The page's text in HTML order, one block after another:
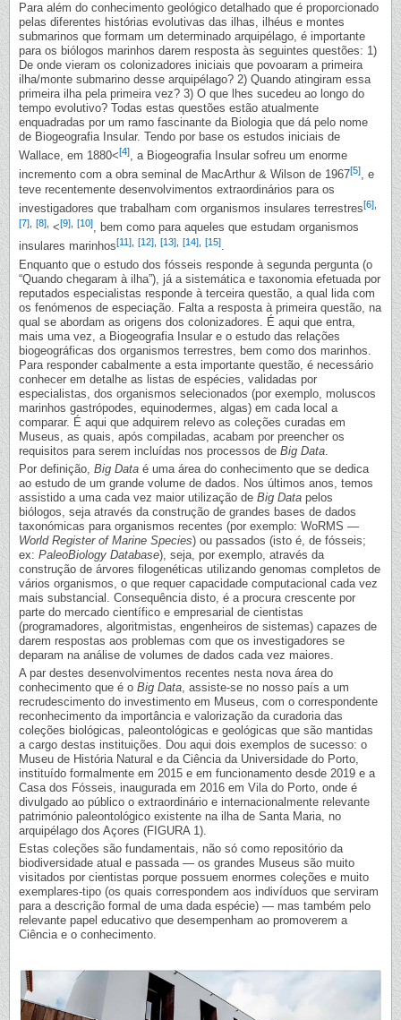
Para além do conhecimento geológico detalhado que é proporcionado
pelas diferentes histórias evolutivas das ilhas, ilhéus e montes
submarinos que formam um determinado arquipélago, é importante
para os biólogos marinhos darem resposta às seguintes questões: 1)
De onde vieram os colonizadores iniciais que povoaram a primeira
ilha/monte submarino desse arquipélago? 2) Quando atingiram essa
primeira ilha pela primeira vez? 3) O que lhes sucedeu ao longo do
tempo evolutivo? Todas estas questões estão atualmente
enquadradas por um ramo fascinante da Biologia que dá pelo nome
de Biogeografia Insular. Tendo por base os estudos iniciais de
Wallace, em 1880<[4], a Biogeografia Insular sofreu um enorme
incremento com a obra seminal de MacArthur & Wilson de 1967[5], e
teve recentemente desenvolvimentos extraordinários para os
investigadores que trabalham com organismos insulares terrestres[6]
[7] [8] <[9] [10], bem como para aqueles que estudam organismos
insulares marinhos[11] [12] [13] [14] [15].
Enquanto que o estudo dos fósseis responde à segunda pergunta (o
“Quando chegaram à ilha”), já a sistemática e taxonomia efetuada por
reputados especialistas responde à terceira questão, a qual lida com
os fenómenos de especiação. Falta a resposta à primeira questão, na
qual se abordam as origens dos colonizadores. É aqui que entra,
mais uma vez, a Biogeografia Insular e o estudo das relações
biogeográficas dos organismos terrestres, bem como dos marinhos.
Para responder cabalmente a esta importante questão, é necessário
conhecer em detalhe as listas de espécies, validadas por
especialistas, dos organismos selecionados (por exemplo, moluscos
marinhos gastrópodes, equinodermes, algas) em cada local a
comparar. É aqui que adquirem relevo as coleções curadas em
Museus, as quais, após compiladas, acabam por preencher os
requisitos para serem incluídas nos processos de Big Data
Por definição, Big Data é uma área do conhecimento que se dedica
ao estudo de um grande volume de dados. Nos últimos anos, temos
assistido a uma cada vez maior utilização de Big Data pelos
biólogos, seja através da construção de grandes bases de dados
taxonómicas para organismos recentes (por exemplo: WoRMS —
World Register of Marine Species) ou passados (isto é, de fósseis;
ex: PaleoBiology Database), seja, por exemplo, através da
construção de árvores filogenéticas utilizando genomas completos de
vários organismos, o que requer capacidade computacional cada vez
mais substancial. Consequência disto, é a procura crescente por
parte do mercado científico e empresarial de cientistas
(programadores, algoritmistas, engenheiros de sistemas) capazes de
darem respostas aos problemas com que os investigadores se
deparam na análise de volumes de dados cada vez maiores.
A par destes desenvolvimentos recentes nesta nova área do
conhecimento que é o Big Data , assiste-se no nosso país a um
recrudescimento do investimento em Museus, com o correspondente
reconhecimento da importância e valorização da curadoria das
coleções biológicas, paleontológicas e geológicas que são mantidas
a cargo destas instituições. Dou aqui dois exemplos de sucesso: o
Museu de História Natural e da Ciência da Universidade do Porto,
instituído formalmente em 2015 e em funcionamento desde 2019 e a
Casa dos Fósseis, inaugurada em 2016 em Vila do Porto, onde é
divulgado ao público o extraordinário e internacionalmente relevante
património paleontológico existente na ilha de Santa Maria, no
arquipélago dos Açores (FIGURA 1).
Estas coleções são fundamentais, não só como repositório da
biodiversidade atual e passada — os grandes Museus são muito
visitados por cientistas porque possuem enormes coleções e muito
exemplares-tipo (os quais correspondem aos indivíduos que serviram
para a descrição formal de uma dada espécie) — mas também pelo
relevante papel educativo que desempenham ao promoverem a
Ciência e o conhecimento.